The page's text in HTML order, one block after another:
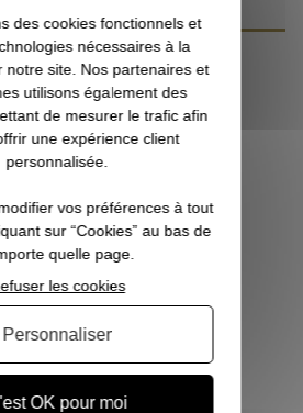
Swisschamp Silvertech
89,90 €
des cookies fonctionnels et
nécessaires à la
notre site. Nos partenaires et
utilisons également des
de mesurer le trafic afin
une expérience client
personnalisée.
vos préférences à tout
sur “Cookies” au bas de
quelle page.
OK pour moi
les cookies
Personnaliser